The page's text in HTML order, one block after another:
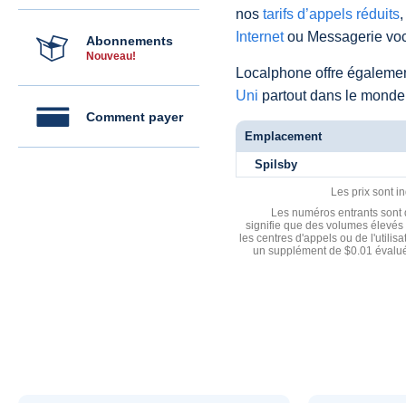
Abonnements
Nouveau!
Comment payer
nos tarifs d’appels réduits
Internetou Messagerie
Localphone offre
Uni partout dans le
Emplacement
Spilsby
Les prix sont
Les numéros entrants
signifie que des volumes
les centres d'appels ou de
un supplément de $0.01